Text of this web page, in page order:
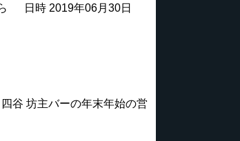
ら 日時 2019年06月30日
谷 坊主バーの年末年始の営